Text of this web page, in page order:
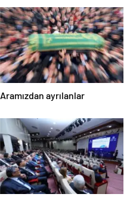
Aramızdan ayrılanlar